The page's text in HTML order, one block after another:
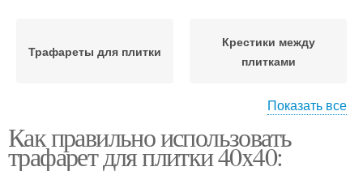
Трафареты для плитки
Крестики между
плитками
использованием
Трафарет на плитку
Показать все
Как правильно использовать
трафарет для плитки 40x40: